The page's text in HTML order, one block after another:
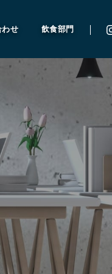
わせ 飲食部門